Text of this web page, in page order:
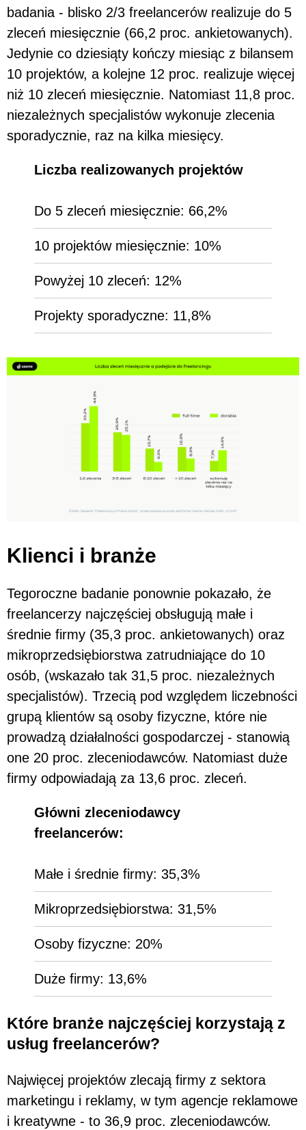
badania - blisko 2/3 freelancerów realizuje do 5
zleceń miesięcznie (66,2 proc. ankietowanych).
Jedynie co dziesiąty kończy miesiąc z bilansem
10 projektów, a kolejne 12 proc. realizuje więcej
niż 10 zleceń miesięcznie. Natomiast 11,8 proc.
niezależnych specjalistów wykonuje zlecenia
sporadycznie, raz na kilka miesięcy.
Liczba realizowanych projektów
Do 5 zleceń miesięcznie: 66,2%
10 projektów miesięcznie: 10%
Powyżej 10 zleceń: 12%
Projekty sporadyczne: 11,8%
Klienci i branże
Tegoroczne badanie ponownie pokazało, że
freelancerzy najczęściej obsługują małe i
średnie firmy (35,3 proc. ankietowanych) oraz
mikroprzedsiębiorstwa zatrudniające do 10
osób, (wskazało tak 31,5 proc. niezależnych
specjalistów). Trzecią pod względem liczebności
grupą klientów są osoby fizyczne, które nie
prowadzą działalności gospodarczej - stanowią
one 20 proc. zleceniodawców. Natomiast duże
firmy odpowiadają za 13,6 proc. zleceń.
Główni zleceniodawcy
freelancerów:
Małe i średnie firmy: 35,3%
Mikroprzedsiębiorstwa: 31,5%
Osoby fizyczne: 20%
Duże firmy: 13,6%
Które branże najczęściej korzystają z
usług freelancerów?
Najwięcej projektów zlecają firmy z sektora
marketingu i reklamy, w tym agencje reklamowe
i kreatywne - to 36,9 proc. zleceniodawców.